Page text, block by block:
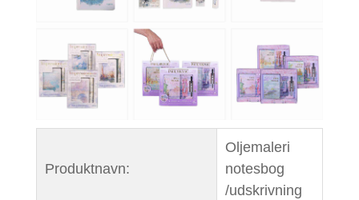
Produktnavn:
Oljemaleri
notesbog
/udskrivning